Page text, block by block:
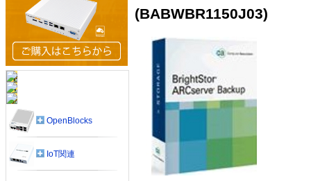
(BABWBR1150J03)
OpenBlocks
IoT関連